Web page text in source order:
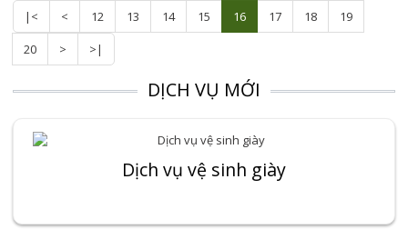
|< < 12 13 14 15 16 17 18
19
20
> >|
DỊCH VỤ MỚI
Dịch vụ vệ sinh giày